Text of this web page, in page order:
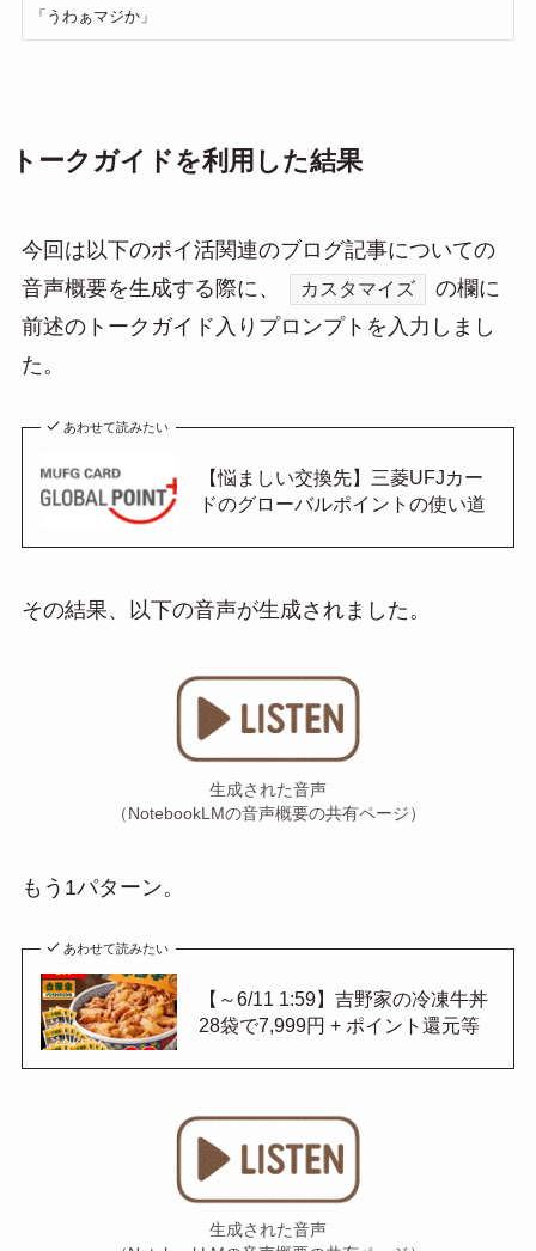
「うわぁマジか」
トークガイドを利用した結果
今回は以下のポイ活関連のブログ記事についての
音声概要を生成する際に、
カスタマイズ
の欄に
前述のトークガイド入りプロンプトを入力しまし
た。
あわせて読みたい
【悩ましい交換先】三菱UFJカー
ドのグローバルポイントの使い道
その結果、以下の音声が生成されました。
生成された音声
（NotebookLMの音声概要の共有ページ）
もう1パターン。
あわせて読みたい
【～6/11 1:59】吉野家の冷凍牛丼
28袋で7,999円 + ポイント還元等
生成された音声